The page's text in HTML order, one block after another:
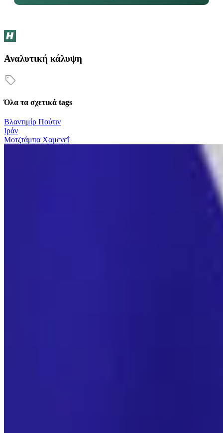
Αναλυτική κάλυψη
Όλα τα σχετικά tags
Βλαντιμίρ Πούτιν
Ιράν
Μοτζτάμπα Χαμενεΐ